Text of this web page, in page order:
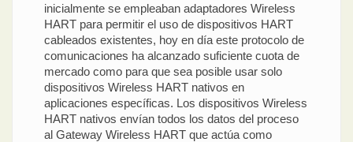
inicialmente se empleaban adaptadores Wireless
HART para permitir el uso de dispositivos HART
cableados existentes, hoy en día este protocolo de
comunicaciones ha alcanzado suficiente cuota de
mercado como para que sea posible usar solo
dispositivos Wireless HART nativos en
aplicaciones específicas. Los dispositivos Wireless
HART nativos envían todos los datos del proceso
al Gateway Wireless HART que actúa como